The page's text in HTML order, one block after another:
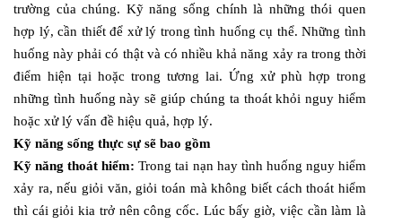
trường của chúng. Kỹ năng sống chính là những thói quen
hợp lý, cần thiết để xử lý trong tình huống cụ thể. Những tình
huống này phải có thật và có nhiều khả năng xảy ra trong thời
điểm hiện tại hoặc trong tương lai. Ứng xử phù hợp trong
những tình huống này sẽ giúp chúng ta thoát khỏi nguy hiểm
hoặc xử lý vấn đề hiệu quả, hợp lý.
Kỹ năng sống thực sự sẽ bao gồm
Kỹ năng thoát hiểm: Trong tai nạn hay tình huống nguy hiểm
xảy ra, nếu giỏi văn, giỏi toán mà không biết cách thoát hiểm
thì cái giỏi kia trở nên công cốc. Lúc bấy giờ, việc cần làm là